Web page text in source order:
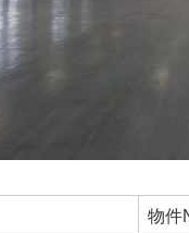
物件